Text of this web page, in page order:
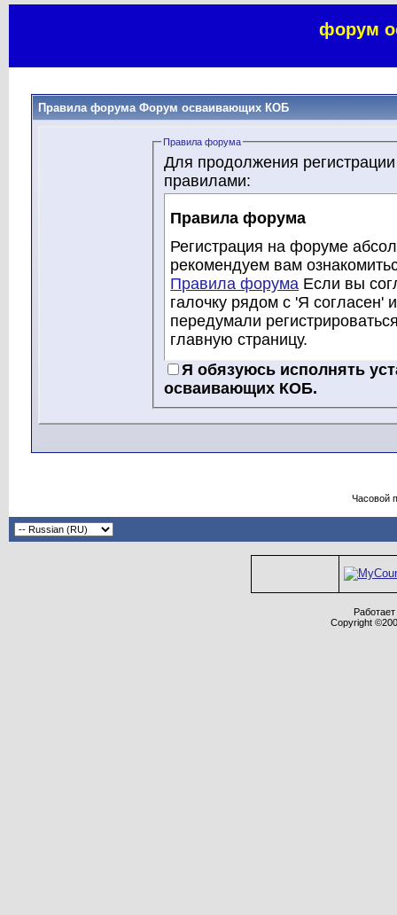
форум
Правила форума Форум осваивающих КОБ
Правила форума
Для продолжения
правилами:
Правила форума
Регистрация на форуме
рекомендуем вам
Правила форума Если вы
галочку рядом с 'Я согласен'
передумали
главную страницу.
Хотя модераторы и
осваивающих КОБ,
некорректные сообщения из
сообщения просмотреть
Соглашаясь с нашими
РФ.
Администрация форума
переносить или закрывать
Я обязуюсь исполнять
осваивающих КОБ.
Часовой
Copyright